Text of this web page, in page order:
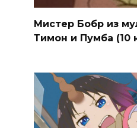
Мистер Бобр из
Тимон и Пумба (10